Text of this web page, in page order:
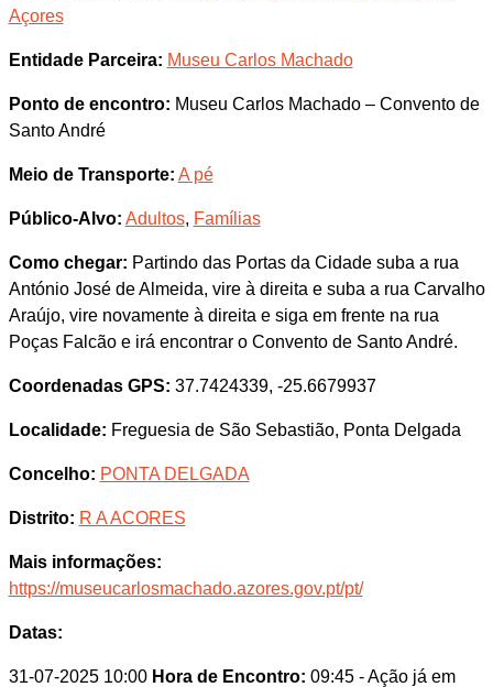
Açores
Entidade Parceira: Museu Carlos Machado
Ponto de encontro: Museu Carlos Machado – Convento de
Santo André
Meio de Transporte: A pé
Público-Alvo: Adultos, Famílias
Como chegar: Partindo das Portas da Cidade suba a rua
António José de Almeida, vire à direita e suba a rua Carvalho
Araújo, vire novamente à direita e siga em frente na rua
Poças Falcão e irá encontrar o Convento de Santo André.
Coordenadas GPS: 37.7424339, -25.6679937
Localidade: Freguesia de São Sebastião, Ponta Delgada
Concelho: PONTA DELGADA
Distrito: R A ACORES
Mais informações:
https://museucarlosmachado.azores.gov.pt/pt/
Datas:
31-07-2025 10:00 Hora de Encontro: 09:45 - Ação já em